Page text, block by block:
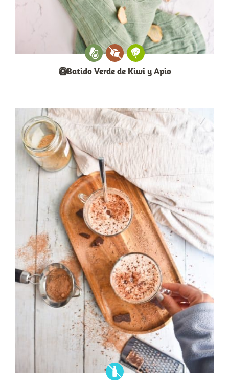
🥝Batido Verde de Kiwi y Apio